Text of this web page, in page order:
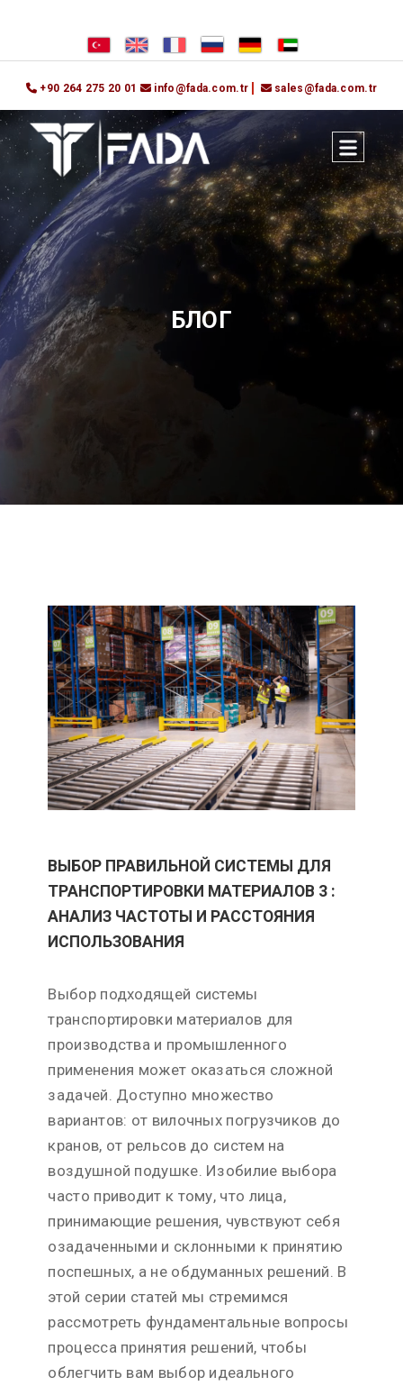
+90 264 275 20 01 info@fada.com.tr sales@fada.com.tr
БЛОГ
ВЫБОР ПРАВИЛЬНОЙ СИСТЕМЫ ДЛЯ
ТРАНСПОРТИРОВКИ МАТЕРИАЛОВ 3 :
АНАЛИЗ ЧАСТОТЫ И РАССТОЯНИЯ
ИСПОЛЬЗОВАНИЯ
Выбор подходящей системы
транспортировки материалов для
производства и промышленного
применения может оказаться сложной
задачей. Доступно множество
вариантов: от вилочных погрузчиков до
кранов, от рельсов до систем на
воздушной подушке. Изобилие выбора
часто приводит к тому, что лица,
принимающие решения, чувствуют себя
озадаченными и склонными к принятию
поспешных, а не обдуманных решений. В
этой серии статей мы стремимся
рассмотреть фундаментальные вопросы
процесса принятия решений, чтобы
облегчить вам выбор идеального